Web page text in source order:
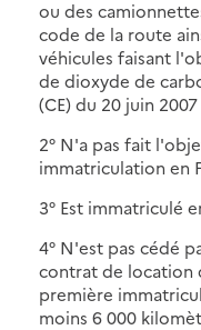
ou des
code de la route
véhicules faisant
de dioxyde de
(CE) du 20 juin 2007
2° N'a pas fait
immatriculation en
3° Est immatriculé
4° N'est pas cédé
contrat de location
première
moins 6 000